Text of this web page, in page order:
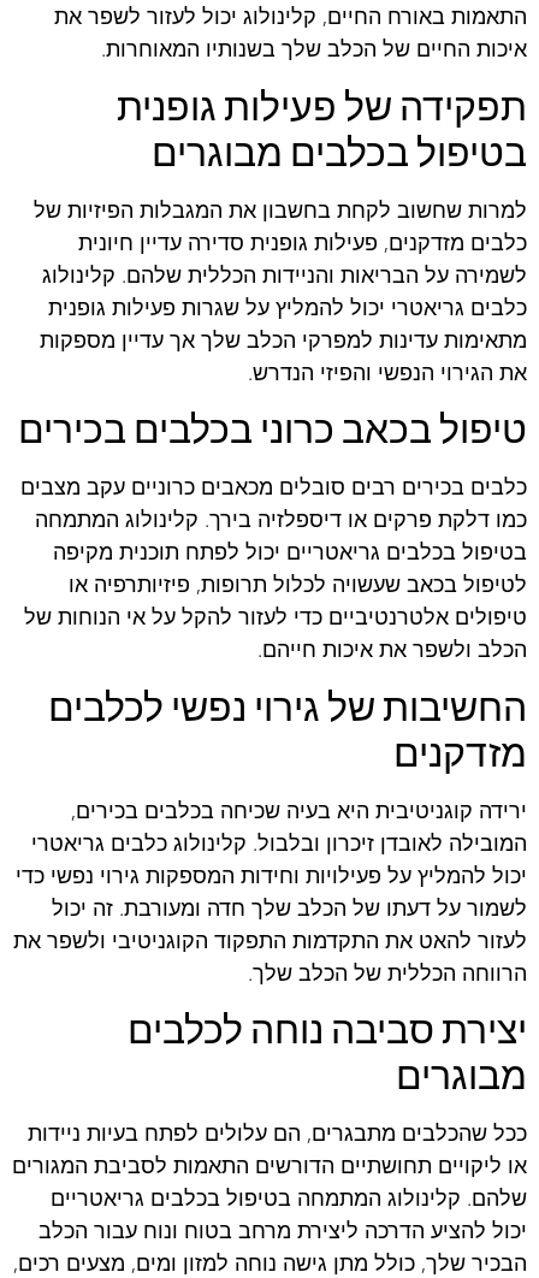
התאמות באורח החיים, קלינולוג יכול לעזור לשפר את
איכות החיים של הכלב שלך בשנותיו המאוחרות.
תפקידה של פעילות גופנית
בטיפול בכלבים מבוגרים
למרות שחשוב לקחת בחשבון את המגבלות הפיזיות של
כלבים מזדקנים, פעילות גופנית סדירה עדיין חיונית
לשמירה על הבריאות והניידות הכללית שלהם. קלינולוג
כלבים גריאטרי יכול להמליץ על שגרות פעילות גופנית
מתאימות עדינות למפרקי הכלב שלך אך עדיין מספקות
את הגירוי הנפשי והפיזי הנדרש.
טיפול בכאב כרוני בכלבים בכירים
כלבים בכירים רבים סובלים מכאבים כרוניים עקב מצבים
כמו דלקת פרקים או דיספלזיה בירך. קלינולוג המתמחה
בטיפול בכלבים גריאטריים יכול לפתח תוכנית מקיפה
לטיפול בכאב שעשויה לכלול תרופות, פיזיותרפיה או
טיפולים אלטרנטיביים כדי לעזור להקל על אי הנוחות של
הכלב ולשפר את איכות חייהם.
החשיבות של גירוי נפשי לכלבים
מזדקנים
ירידה קוגניטיבית היא בעיה שכיחה בכלבים בכירים,
המובילה לאובדן זיכרון ובלבול. קלינולוג כלבים גריאטרי
יכול להמליץ על פעילויות וחידות המספקות גירוי נפשי כדי
לשמור על דעתו של הכלב שלך חדה ומעורבת. זה יכול
לעזור להאט את התקדמות התפקוד הקוגניטיבי ולשפר את
הרווחה הכללית של הכלב שלך.
יצירת סביבה נוחה לכלבים
מבוגרים
ככל שהכלבים מתבגרים, הם עלולים לפתח בעיות ניידות
או ליקויים תחושתיים הדורשים התאמות לסביבת המגורים
שלהם. קלינולוג המתמחה בטיפול בכלבים גריאטריים
יכול להציע הדרכה ליצירת מרחב בטוח ונוח עבור הכלב
הבכיר שלך, כולל מתן גישה נוחה למזון ומים, מצעים רכים,